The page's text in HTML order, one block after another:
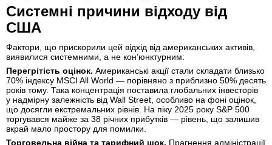
Системні причини відходу від
США
Фактори, що прискорили цей відхід від американських активів,
виявилися системними, а не конʼюнктурним:
Перегрітість оцінок. Американські акції стали складати близько
70% індексу MSCI All World — порівняно з приблизно 50% десять
років тому. Така концентрація поставила глобальних інвесторів
у надмірну залежність від Wall Street, особливо на фоні оцінок,
що досягли екстремальних рівнів. На піку 2025 року S&P 500
торгувався майже за 38 річних прибутків — рівень, що залишив
вкрай мало простору для помилки.
Торговельна війна та тарифний шок. Прагнення адміністрації